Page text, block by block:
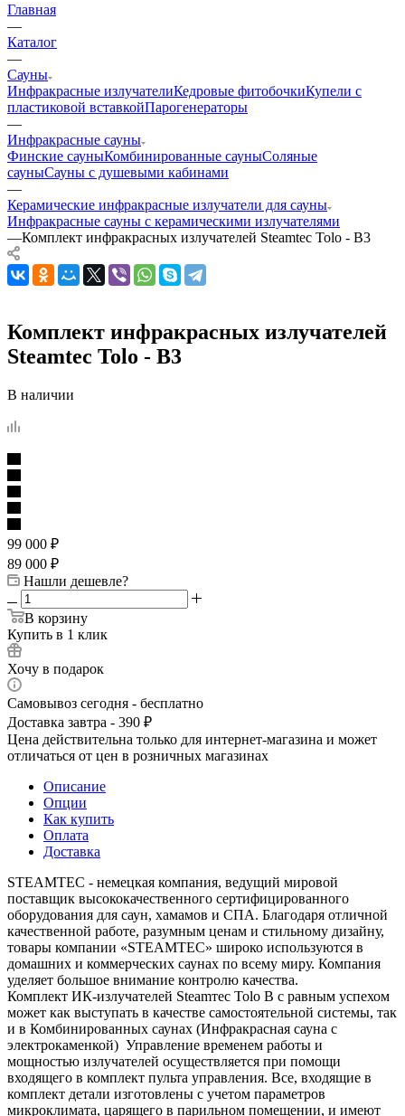
Главная
—
Каталог
—
Сауны
Инфракрасные излучателиКедровые фитобочкиКупели с
пластиковой вставкойПарогенераторы
—
Инфракрасные сауны
Финские сауныКомбинированные сауныСоляные
сауныСауны с душевыми кабинами
—
Керамические инфракрасные излучатели для сауны
Инфракрасные сауны с керамическими излучателями
—Комплект инфракрасных излучателей Steamtec Tolo - B3
Комплект инфракрасных излучателей
Steamtec Tolo - B3
В наличии
99 000 ₽
89 000 ₽
Нашли дешевле?
В корзину
Купить в 1 клик
Хочу в подарок
Самовывоз сегодня - бесплатно
Доставка завтра - 390 ₽
Цена действительна только для интернет-магазина и может
отличаться от цен в розничных магазинах
Описание
Опции
Как купить
Оплата
Доставка
STEAMTEC - немецкая компания, ведущий мировой
поставщик высококачественного сертифицированного
оборудования для саун, хамамов и СПА. Благодаря отличной
качественной работе, разумным ценам и стильному дизайну,
товары компании «STEAMTEC» широко используются в
домашних и коммерческих саунах по всему миру. Компания
уделяет большое внимание контролю качества.
Комплект ИК-излучателей Steamтec Tolo B с равным успехом
может как выступать в качестве самостоятельной системы, так
и в Комбинированных саунах (Инфракрасная сауна с
электрокаменкой) Управление временем работы и
мощностью излучателей осуществляется при помощи
входящего в комплект пульта управления. Все, входящие в
комплект детали изготовлены с учетом параметров
микроклимата, царящего в парильном помещении, и имеют